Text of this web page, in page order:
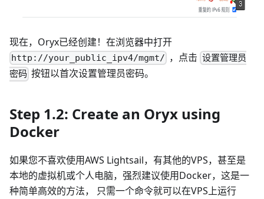
现在，Oryx已经创建！在浏览器中打开
http://your_public_ipv4/mgmt/ ，点击 设置管理员
密码 按钮以首次设置管理员密码。
Step 1.2: Create an Oryx using
Docker
如果您不喜欢使用AWS Lightsail，有其他的VPS，甚至是
本地的虚拟机或个人电脑，强烈建议使用Docker，这是一
种简单高效的方法， 只需一个命令就可以在VPS上运行